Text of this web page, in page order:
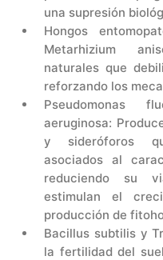
una supresión
Hongos
Metarhizium
naturales que
reforzando los
Pseudomonas
aeruginosa:
y sideróforos
asociados al
reduciendo su
estimulan el
producción de
Bacillus subtilis y
la fertilidad del